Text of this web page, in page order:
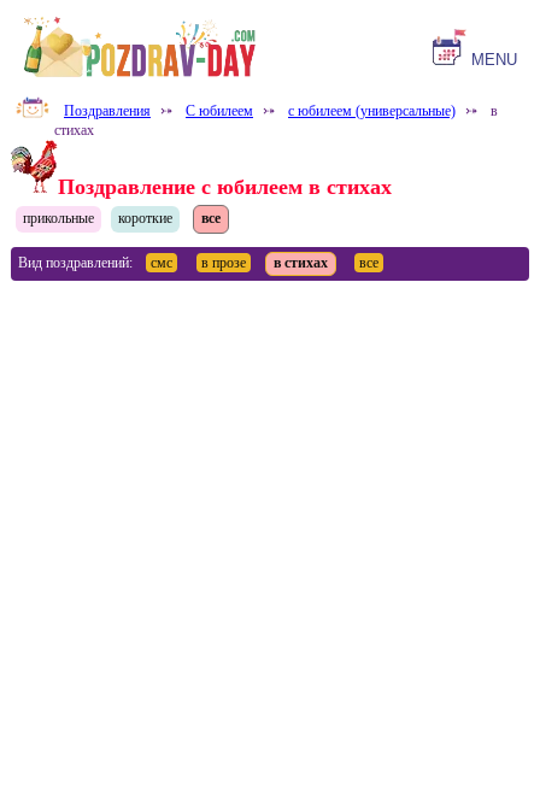
MENU
Поздравления ⤐ С юбилеем ⤐ с юбилеем (универсальные) ⤐
в
стихах
Поздравление с юбилеем в стихах
прикольные короткие все
Вид поздравлений: смс в прозе в стихах все